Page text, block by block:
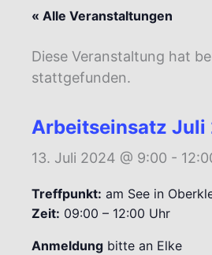
« Alle Veranstaltungen
Diese Veranstaltung hat
stattgefunden.
Arbeitseinsatz Juli
13. Juli 2024 @ 9:00 -
Treffpunkt: am See in
Zeit: 09:00 – 12:00 Uhr
Anmeldung bitte an Elke